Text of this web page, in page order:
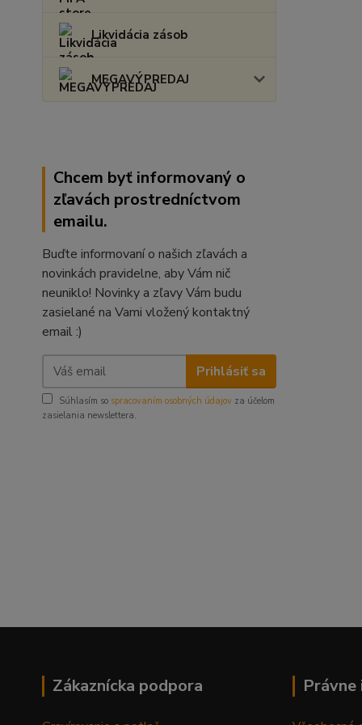
Likvidácia zásob
MEGAVÝPREDAJ
Chcem byť informovaný o
zľavách prostredníctvom
emailu.
Buďte informovaní o našich zľavách a
novinkách pravidelne, aby Vám nič
neuniklo! Novinky a zľavy Vám budu
zasielané na Vami vložený kontaktný
email :)
Prihlásiť sa
Súhlasím so spracovaním osobných údajov za účelom
zasielania newslettera.
Zákaznícka podpora